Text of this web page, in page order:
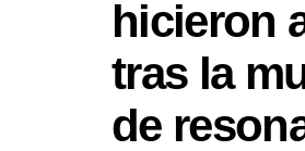
hicieron
tras la
de